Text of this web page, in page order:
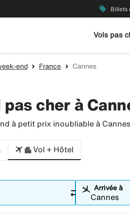
local_offer Billets
Vols pas
end France Cannes
pas cher à
à petit prix inoubliable à
Vol + Hôtel
sync_alt Arrivée à